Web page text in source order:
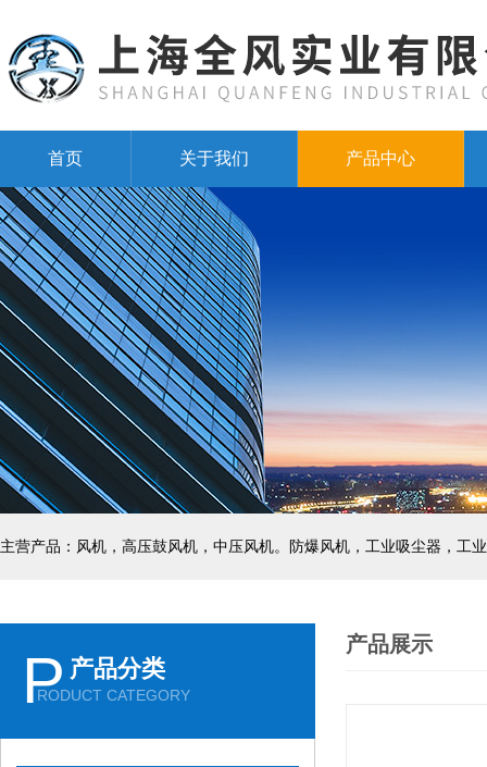
首页 关于我们 产品中心
主营产品：风机，高压鼓风机，中压风机。防爆风机，工业吸尘器，工
P 产品分类
RODUCT CATEGORY
产品展示